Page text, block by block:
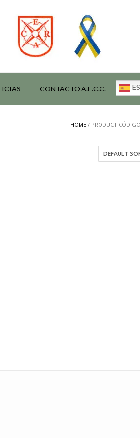
CONTACTO A.E.C.C.
HOME / PRODUCT